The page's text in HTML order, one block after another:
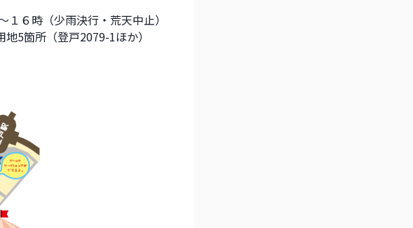
６時（少雨決行・荒天中止）
5箇所（登戸2079-1ほか）